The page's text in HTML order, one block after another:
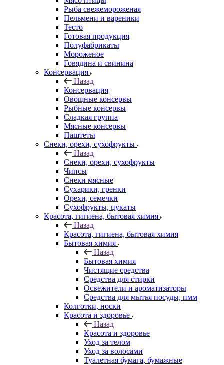
Рыба свежемороженая
Пельмени и вареники
Тесто
Готовая продукция
Полуфабрикаты
Мороженое
Говядина и свинина
Консервация
Назад
Консервация
Овощные консервы
Рыбные консервы
Сладкая группа
Мясные консервы
Паштеты
Снеки, орехи, сухофрукты
Назад
Снеки, орехи, сухофрукты
Чипсы
Снеки мясные
Сухарики, гренки
Орехи, семечки
Сухофрукты, цукаты
Красота, гигиена, бытовая химия
Назад
Красота, гигиена, бытовая химия
Бытовая химия
Назад
Бытовая химия
Чистящие средства
Средства для стирки
Освежители и ароматизаторы
Средства для мытья посуды, пмм
Колготки, носки
Красота и здоровье
Назад
Красота и здоровье
Уход за телом
Уход за волосами
Туалетная бумага, бумажные